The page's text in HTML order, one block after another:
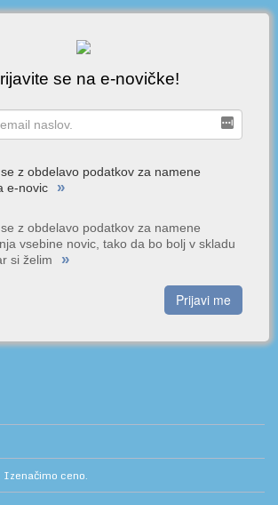
se na e-novičke!
z obdelavo podatkov za namene
e-novic
»
z obdelavo podatkov za namene
vsebine novic, tako da bo bolj v skladu
si želim
»
Prijavi me
Izenačimo ceno.